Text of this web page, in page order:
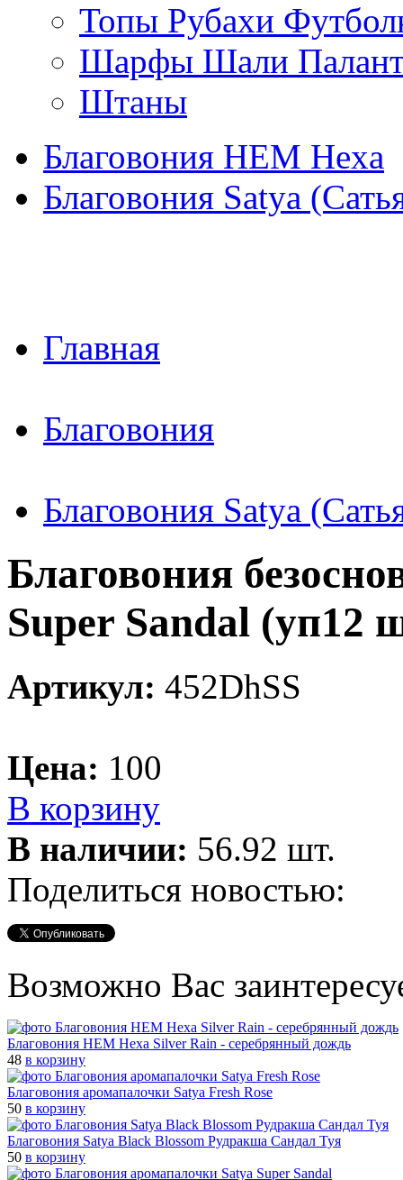
Топы Рубахи
Шарфы Шали
Штаны
Благовония HEM Hexa
Благовония Satya
Главная
Благовония
Благовония Satya
Благовония
Super Sandal (уп12
Артикул: 452DhSS
Цена: 100
В корзину
В наличии: 56.92 шт.
Поделиться новостью:
Возможно Вас
Благовония HEM Hexa Silver Rain - серебрянный дождь
48 в корзину
Благовония аромапалочки Satya Fresh Rose
50 в корзину
Благовония Satya Black Blossom Рудракша Сандал Туя
50 в корзину